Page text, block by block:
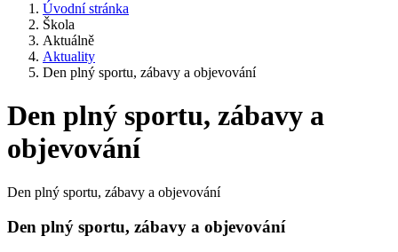
Úvodní stránka
Škola
Aktuálně
Aktuality
Den plný sportu, zábavy a objevování
Den plný sportu, zábavy a
objevování
Den plný sportu, zábavy a objevování
Den plný sportu, zábavy a objevování